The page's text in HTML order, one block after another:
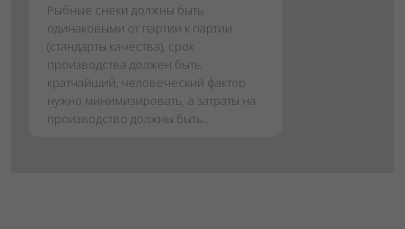
Рыбные снеки должны быть
одинаковыми от партии к партии
(стандарты качества), срок
производства должен быть
кратчайший, человеческий фактор
нужно минимизировать, а затраты на
производство должны быть...